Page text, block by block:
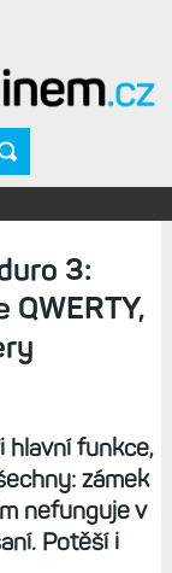
3:
hlavní funkce,
zámek
nefunguje v
Potěší i